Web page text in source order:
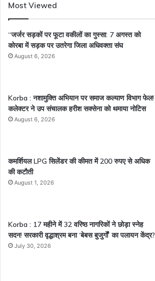
Most Viewed
“जर्जर सड़कों पर फूटा वकीलों का गुस्सा: 7 अगस्त को
कोरबा में सड़क पर उतरेगा जिला अधिवक्ता संघ
August 6, 2026
Korba : नशामुक्ति अभियान पर समाज कल्याण विभाग फेल!
कलेक्टर ने उप संचालक हरीश सक्सेना को थमाया नोटिस
August 6, 2026
कमर्शियल LPG सिलेंडर की कीमत में 200 रुपए से अधिक
की कटौती
August 1, 2026
Korba : 17 महीने में 32 वरिष्ठ नागरिकों ने छोड़ा स्नेह
सदन! सरकारी वृद्धाश्रम बना ‘बेबस बुजुर्गों’ का पलायन केंद्र?
July 30, 2026